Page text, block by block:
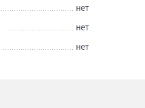
нет
нет
нет